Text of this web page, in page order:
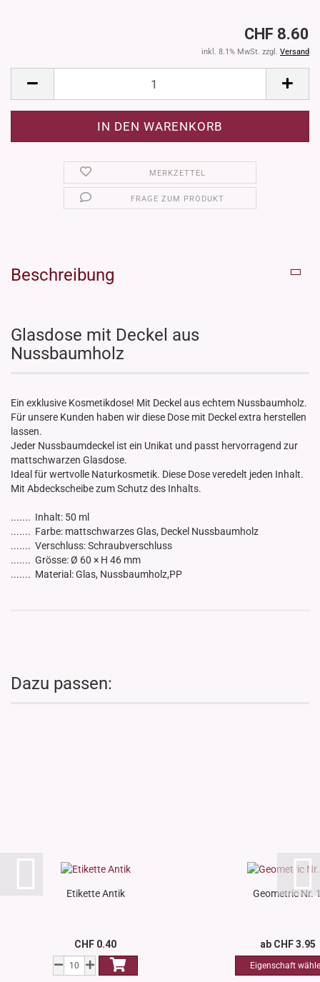
CHF 8.60
inkl. 8.1% MwSt. zzgl. Versand
MERKZETTEL
FRAGE ZUM PRODUKT
Beschreibung
Glasdose mit Deckel aus
Nussbaumholz
Ein exklusive Kosmetikdose! Mit Deckel aus echtem Nussbaumholz.
Für unsere Kunden haben wir diese Dose mit Deckel extra herstellen
lassen.
Jeder Nussbaumdeckel ist ein Unikat und passt hervorragend zur
mattschwarzen Glasdose.
Ideal für wertvolle Naturkosmetik. Diese Dose veredelt jeden Inhalt.
Mit Abdeckscheibe zum Schutz des Inhalts.
....... Inhalt: 50 ml
....... Farbe: mattschwarzes Glas, Deckel Nussbaumholz
....... Verschluss: Schraubverschluss
....... Grösse: Ø 60 × H 46 mm
....... Material: Glas, Nussbaumholz,PP
Dazu passen:
Etikette Antik
CHF 0.40
Geometric Nr.
ab CHF 3.95